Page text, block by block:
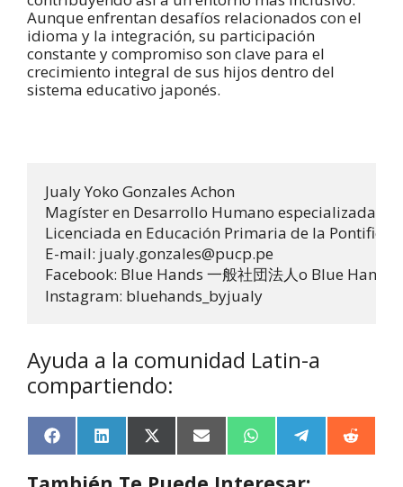
Aunque enfrentan desafíos relacionados con el
idioma y la integración, su participación
constante y compromiso son clave para el
crecimiento integral de sus hijos dentro del
sistema educativo japonés.
Jualy Yoko Gonzales Achon
Magíster en Desarrollo Humano especializada
Licenciada en Educación Primaria de la
E-mail: jualy.gonzales@pucp.pe
Facebook: Blue Hands 一般社団法人o Blue Hands
Instagram: bluehands_byjualy
Ayuda a la comunidad Latin-a
compartiendo:
F
a
L
i
X
(
E
m
a
W
h e
R
e